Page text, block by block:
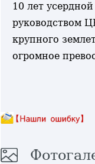
10 лет
руководством
крупного
огромное